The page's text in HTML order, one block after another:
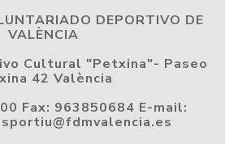
DEPORTIVO DE
VALÈNCIA
Cultural "Petxina"- Paseo
42 València
Fax: 963850684 E-mail: